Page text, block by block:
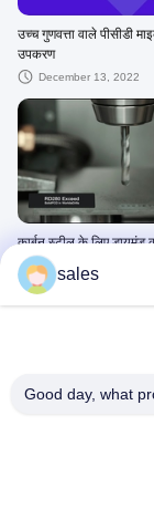
उच्च गुणवत्ता वाले पीसीडी
उपकरण
December 13, 2022
कार्बन स्टील के लिए डायमंड
कार्बाइड एंड मिल कटिंग टूल्स
December 28, 2025
sales
Good day, what